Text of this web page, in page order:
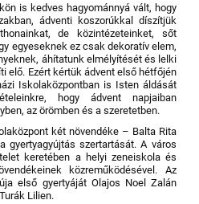
is kedves hagyománnyá vált, hogy
ádventi koszorúkkal díszítjük
de közintézeteinket, sőt
egyeseknek ez csak dekoratív elem,
áhítatunk elmélyítését és lelki
elő. Ezért kértük ádvent első hétfőjén
Iskolaközpontban is Isten áldását
hogy ádvent napjaiban
az örömben és a szeretetben.
két növendéke – Balta Rita
gyertyagyújtás szertartását. A város
keretében a helyi zeneiskola és
közreműködésével. Az
első gyertyáját Olajos Noel Zalán
Lilien.